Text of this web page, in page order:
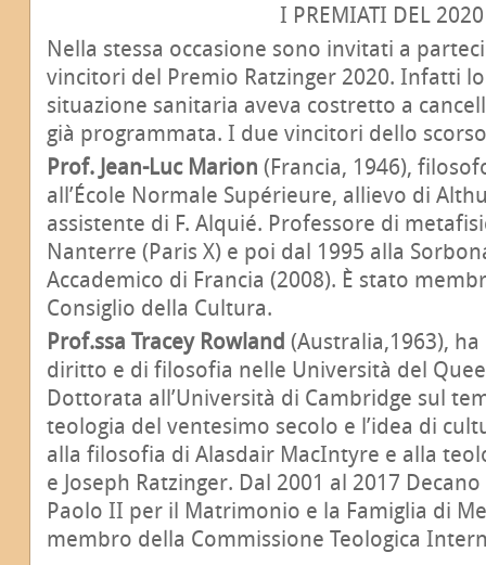
I PREMIATI DEL 2020
Nella stessa occasione sono invitati a
vincitori del Premio Ratzinger 2020. Infatti
situazione sanitaria aveva costretto a
già programmata. I due vincitori dello
Prof. Jean-Luc Marion (Francia, 1946),
all’École Normale Supérieure, allievo di
assistente di F. Alquié. Professore di
Nanterre (Paris X) e poi dal 1995 alla
Accademico di Francia (2008). È stato
Consiglio della Cultura.
Prof.ssa Tracey Rowland (Australia,1963),
diritto e di filosofia nelle Università del
Dottorata all’Università di Cambridge sul
teologia del ventesimo secolo e l’idea di
alla filosofia di Alasdair MacIntyre e alla
e Joseph Ratzinger. Dal 2001 al 2017
Paolo II per il Matrimonio e la Famiglia di
membro della Commissione Teologica